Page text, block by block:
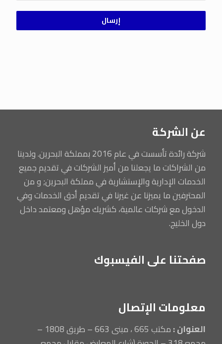
إرسال
عن الشركة
شركة رائدة تأسست في عام 2016 بمملكة البحرين. ولدينا
من الشراكات ما يجعلنا من أميز الشركات في تقديم جميع
الخدمات الإدارية والإستشارية في مملكة البحرين; و من
المحترفين ما يميزنا عن غيرنا في تقديم أدق الخدمات وفي
الدخول مع شركات عالمية، كشريك مؤهل ومعتمد داخل
دول الخليج.
صفحتنا على الفيسبوك
معلومات الإتصال
العنوان :
مكتب 665 ، مبنى 663 – طريق 1808 –